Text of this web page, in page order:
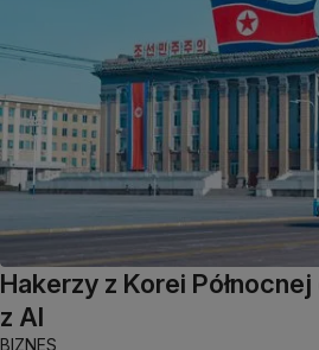
Hakerzy z Korei
z AI
BIZNES